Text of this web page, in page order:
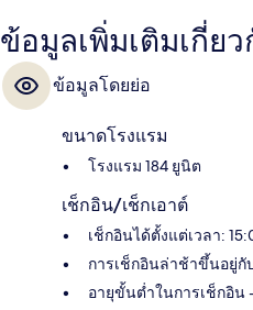
ข้อมูลเพิ่มเติมเกี่ย
ข้อมูลโดยย่อ
ขนาดโรงแรม
โรงแรม 184 ยูนิต
เช็กอิน/เช็กเอาต์
เช็กอินได้ตั้งแต่เวลา:
การเช็กอินล่าช้าขึ้นอยู่กั
อายุขั้นต่ำในการเช็กอิน